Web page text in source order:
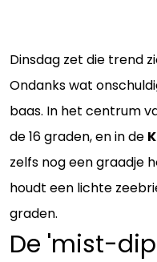
Dinsdag zet die trend
Ondanks wat
baas. In het centrum
de 16 graden, en in de
zelfs nog een graadje
houdt een lichte
graden.
De 'mist-